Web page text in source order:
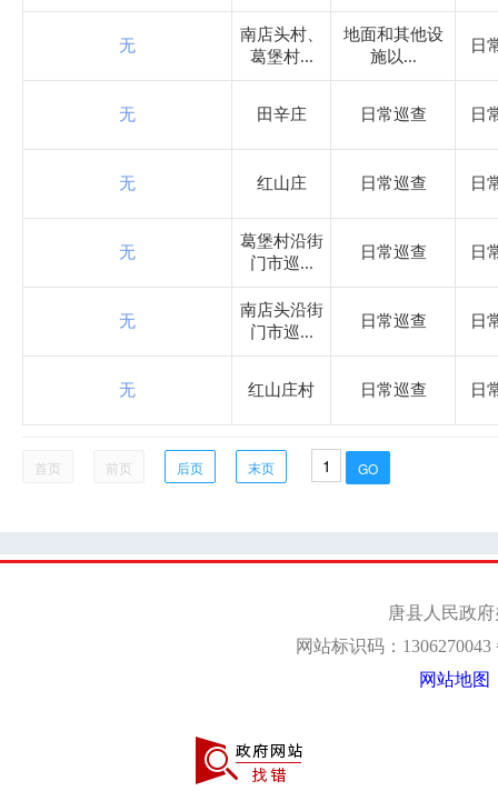
商务局
农业农村局
民政局
迷城乡
南店头乡
齐家佐镇
无
南店头村、
葛堡村...
地面和其他设
施以...
日
无 田辛庄 日常巡查 日
无 红山庄 日常巡查 日
无
葛堡村沿街
门市巡...
日常巡查 日
无
南店头沿街
门市巡...
日常巡查 日
无 红山庄村 日常巡查 日
首页 前页 后页 末页